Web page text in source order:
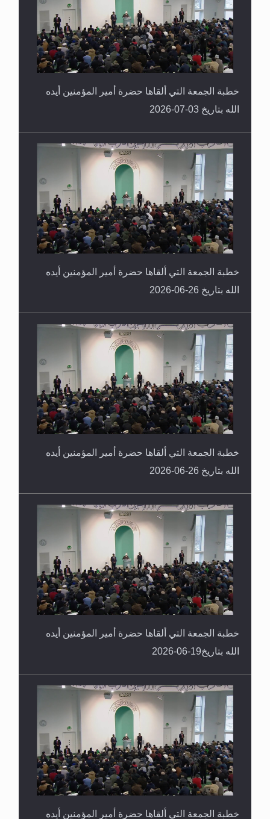
خطبة الجمعة التي ألقاها حضرة أمير المؤمنين أيده
خطبة الجمعة التي ألقاها حضرة أمير المؤمنين أيده
خطبة الجمعة التي ألقاها حضرة أمير المؤمنين أيده
خطبة الجمعة التي ألقاها حضرة أمير المؤمنين أيده
خطبة الجمعة التي ألقاها حضرة أمير المؤمنين أيده